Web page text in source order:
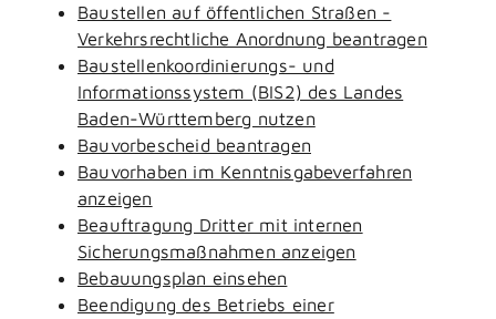
Baustellen auf öffentlichen Straßen -
Verkehrsrechtliche Anordnung beantragen
Baustellenkoordinierungs- und
Informationssystem (BIS2) des Landes
Baden-Württemberg nutzen
Bauvorbescheid beantragen
Bauvorhaben im Kenntnisgabeverfahren
anzeigen
Beauftragung Dritter mit internen
Sicherungsmaßnahmen anzeigen
Bebauungsplan einsehen
Beendigung des Betriebs einer